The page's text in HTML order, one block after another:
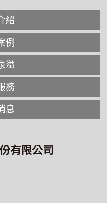
紹
例
溢
務
息
有限公司